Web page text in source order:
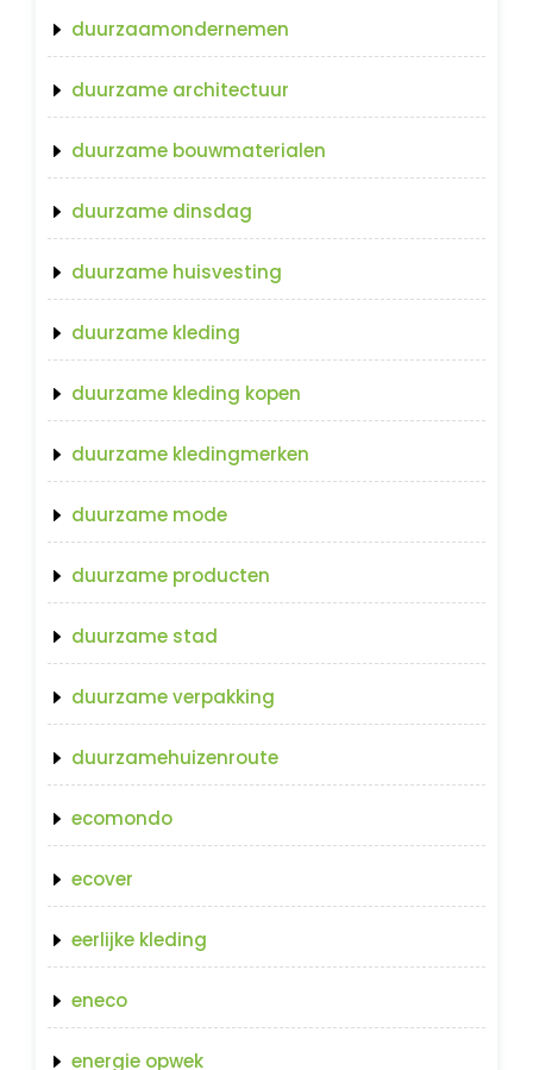
duurzaamondernemen
duurzame architectuur
duurzame bouwmaterialen
duurzame dinsdag
duurzame huisvesting
duurzame kleding
duurzame kleding kopen
duurzame kledingmerken
duurzame mode
duurzame producten
duurzame stad
duurzame verpakking
duurzamehuizenroute
ecomondo
ecover
eerlijke kleding
eneco
energie opwek